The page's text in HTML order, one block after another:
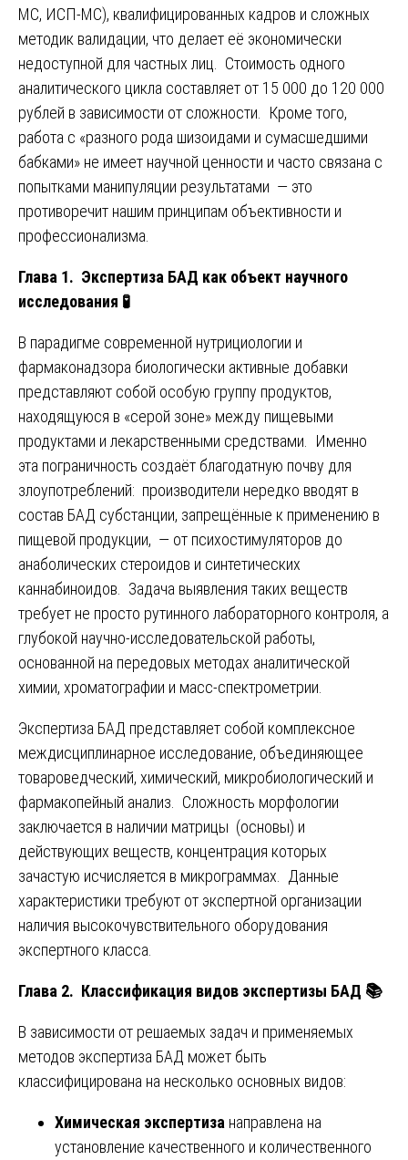
МС, ИСП-МС), квалифицированных кадров и сложных
методик валидации, что делает её экономически
недоступной для частных лиц. Стоимость одного
аналитического цикла составляет от 15 000 до 120 000
рублей в зависимости от сложности. Кроме того,
работа с «разного рода шизоидами и сумасшедшими
бабками» не имеет научной ценности и часто связана с
попытками манипуляции результатами — это
противоречит нашим принципам объективности и
профессионализма.
Глава 1. Экспертиза БАД как объект научного
исследования 🧪
В парадигме современной нутрициологии и
фармаконадзора биологически активные добавки
представляют собой особую группу продуктов,
находящуюся в «серой зоне» между пищевыми
продуктами и лекарственными средствами. Именно
эта пограничность создаёт благодатную почву для
злоупотреблений: производители нередко вводят в
состав БАД субстанции, запрещённые к применению в
пищевой продукции, — от психостимуляторов до
анаболических стероидов и синтетических
каннабиноидов. Задача выявления таких веществ
требует не просто рутинного лабораторного контроля, а
глубокой научно-исследовательской работы,
основанной на передовых методах аналитической
химии, хроматографии и масс-спектрометрии.
Экспертиза БАД представляет собой комплексное
междисциплинарное исследование, объединяющее
товароведческий, химический, микробиологический и
фармакопейный анализ. Сложность морфологии
заключается в наличии матрицы (основы) и
действующих веществ, концентрация которых
зачастую исчисляется в микрограммах. Данные
характеристики требуют от экспертной организации
наличия высокочувствительного оборудования
экспертного класса.
Глава 2. Классификация видов экспертизы БАД 📚
В зависимости от решаемых задач и применяемых
методов экспертиза БАД может быть
классифицирована на несколько основных видов:
Химическая экспертиза направлена на
установление качественного и количественного